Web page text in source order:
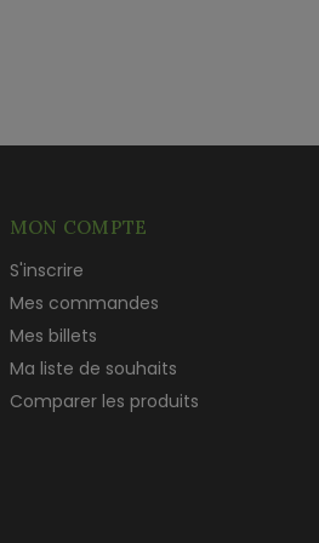
MON COMPTE
S'inscrire
Mes commandes
Mes billets
Ma liste de souhaits
Comparer les produits